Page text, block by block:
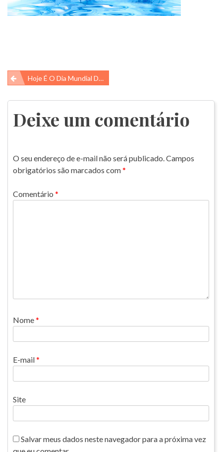
Navegação
de
Post
Hoje É O Dia Mundial Da Água!! Vamos Comemorar Essa Data Especial!!
Deixe um comentário
O seu endereço de e-mail não será publicado.Campos
obrigatórios são marcados com*
Comentário *
Nome*
E-mail*
Site
Salvar meus dados neste navegador para a próxima vez